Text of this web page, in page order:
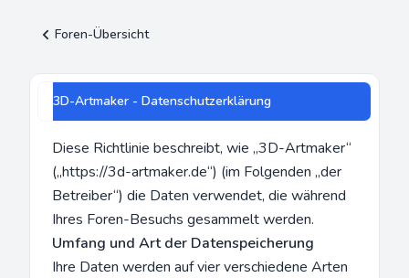
Foren-Übersicht
3D-Artmaker - Datenschutzerklärung
Diese Richtlinie beschreibt, wie „3D-Artmaker“
(„https://3d-artmaker.de“) (im Folgenden „der
Betreiber“) die Daten verwendet, die während
Ihres Foren-Besuchs gesammelt werden.
Umfang und Art der Datenspeicherung
Ihre Daten werden auf vier verschiedene Arten